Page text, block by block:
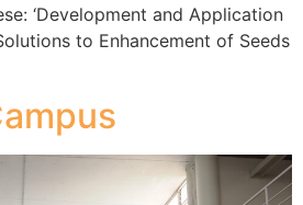
‘Development and Application
to Enhancement of Seeds